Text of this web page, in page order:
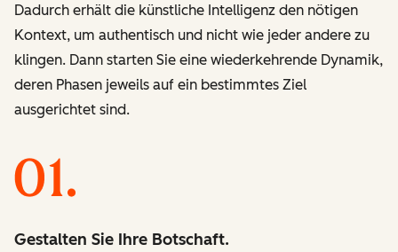
Dadurch erhält die künstliche Intelligenz den nötigen
Kontext, um authentisch und nicht wie jeder andere zu
klingen. Dann starten Sie eine wiederkehrende Dynamik,
deren Phasen jeweils auf ein bestimmtes Ziel
ausgerichtet sind.
Gestalten Sie Ihre Botschaft.